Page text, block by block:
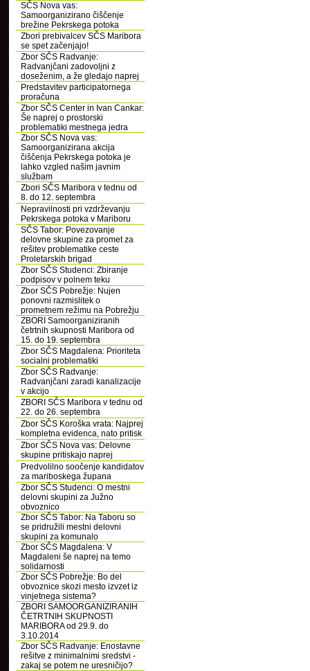
SČS Nova vas:
Samoorganizirano čiščenje
brežine Pekrskega potoka
Zbori prebivalcev SČS Maribora
se spet začenjajo!
Zbor SČS Radvanje:
Radvanjčani zadovoljni z
doseženim, a že gledajo naprej
Predstavitev participatornega
proračuna
Zbor SČS Center in Ivan Cankar:
Še naprej o prostorski
problematiki mestnega jedra
Zbor SČS Nova vas:
Samoorganizirana akcija
čiščenja Pekrskega potoka je
lahko vzgled našim javnim
službam
Zbori SČS Maribora v tednu od
8. do 12. septembra
Nepravilnosti pri vzdrževanju
Pekrskega potoka v Mariboru
SČS Tabor: Povezovanje
delovne skupine za promet za
rešitev problematike ceste
Proletarskih brigad
Zbor SČS Studenci: Zbiranje
podpisov v polnem teku
Zbor SČS Pobrežje: Nujen
ponovni razmislitek o
prometnem režimu na Pobrežju
ZBORI Samoorganiziranih
četrtnih skupnosti Maribora od
15. do 19. septembra
Zbor SČS Magdalena: Prioriteta
socialni problematiki
Zbor SČS Radvanje:
Radvanjčani zaradi kanalizacije
v akcijo
ZBORI SČS Maribora v tednu od
22. do 26. septembra
Zbor SČS Koroška vrata: Najprej
kompletna evidenca, nato pritisk
Zbor SČS Nova vas: Delovne
skupine pritiskajo naprej
Predvolilno soočenje kandidatov
za mariboskega župana
Zbor SČS Studenci: O mestni
delovni skupini za Južno
obvoznico
Zbor SČS Tabor: Na Taboru so
se pridružili mestni delovni
skupini za komunalo
Zbor SČS Magdalena: V
Magdaleni še naprej na temo
solidarnosti
Zbor SČS Pobrežje: Bo del
obvoznice skozi mesto izvzet iz
vinjetnega sistema?
ZBORI SAMOORGANIZIRANIH
ČETRTNIH SKUPNOSTI
MARIBORA od 29.9. do
3.10.2014
Zbor SČS Radvanje: Enostavne
rešitve z minimalnimi sredstvi -
zakaj se potem ne uresničijo?